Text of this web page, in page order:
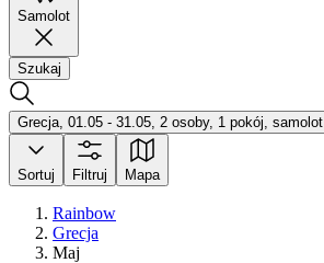
Samolot
Szukaj
Grecja, 01.05 - 31.05, 2 osoby, 1 pokój, samolot
Sortuj Filtruj Mapa
Rainbow
Grecja
Maj